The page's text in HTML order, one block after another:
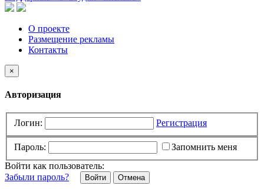
О проекте
Размещение рекламы
Контакты
×
Авторизация
Логин: Регистрация
Пароль:
Запомнить меня
Войти как пользователь:
Забыли пароль?
Отмена